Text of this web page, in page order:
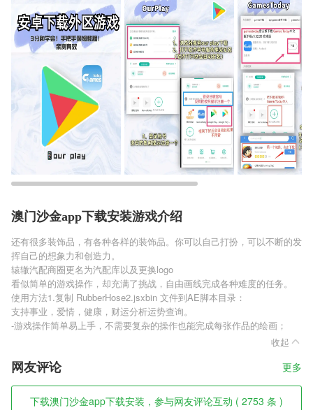
澳门沙金app下载安装游戏介绍
还有很多装饰品，有各种各样的装饰品。你可以自己打扮，可以不断的发
挥自己的想象力和创造力。
辕辙汽配商圈更名为汽配库以及更换logo
看似简单的游戏操作，却充满了挑战，自由画线完成各种难度的任务。
使用方法1.复制 RubberHose2.jsxbin 文件到AE脚本目录：
支持事业，爱情，健康，财运分析运势查询。
-游戏操作简单易上手，不需要复杂的操作也能完成每张作品的绘画；
收起
网友评论 更多
下载澳门沙金app下载安装，参与网友评论互动 ( 2753 条 )